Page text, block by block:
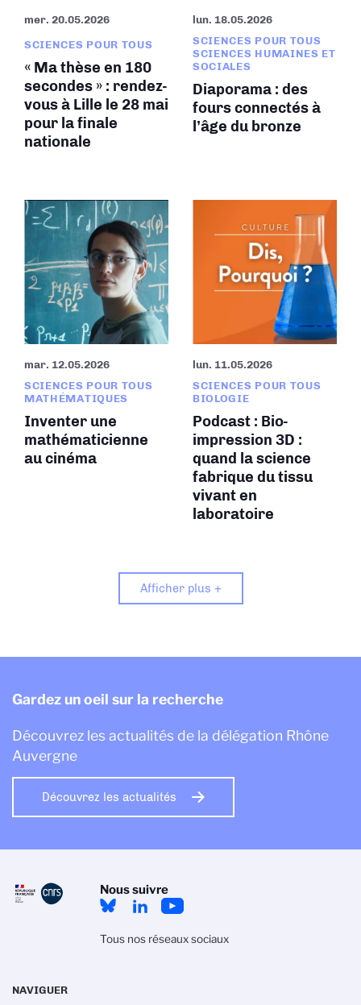
mer. 20.05.2026
SCIENCES POUR TOUS
« Ma thèse en 180
secondes » : rendez-
vous à Lille le 28 mai
pour la finale
nationale
lun. 18.05.2026
SCIENCES POUR TOUS
SCIENCES HUMAINES ET
SOCIALES
Diaporama : des
fours connectés à
l’âge du bronze
mar. 12.05.2026
SCIENCES POUR TOUS
MATHÉMATIQUES
Inventer une
mathématicienne
au cinéma
lun. 11.05.2026
SCIENCES POUR TOUS
BIOLOGIE
Podcast : Bio-
impression 3D :
quand la science
fabrique du tissu
vivant en
laboratoire
Afficher plus +
Gardez un oeil sur la recherche
Découvrez les actualités de la délégation Rhône
Auvergne
Découvrez les actualités
Nous suivre
Tous nos réseaux sociaux
NAVIGUER